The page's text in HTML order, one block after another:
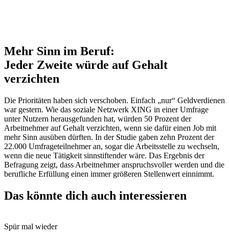
Mehr Sinn im Beruf:
Jeder Zweite würde auf Gehalt
verzichten
Die Prioritäten haben sich verschoben. Einfach „nur“ Geldverdienen
war gestern. Wie das soziale Netzwerk XING in einer Umfrage
unter Nutzern herausgefunden hat, würden 50 Prozent der
Arbeitnehmer auf Gehalt verzichten, wenn sie dafür einen Job mit
mehr Sinn ausüben dürften. In der Studie gaben zehn Prozent der
22.000 Umfrageteilnehmer an, sogar die Arbeitsstelle zu wechseln,
wenn die neue Tätigkeit sinnstiftender wäre. Das Ergebnis der
Befragung zeigt, dass Arbeitnehmer anspruchsvoller werden und die
berufliche Erfüllung einen immer größeren Stellenwert einnimmt.
Das könnte dich auch interessieren
Spür mal wieder